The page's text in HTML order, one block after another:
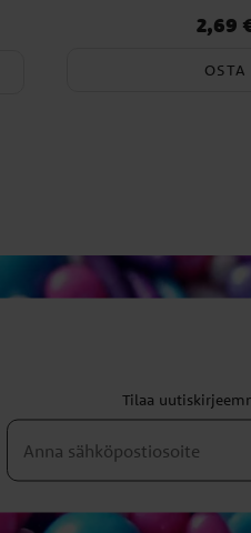
Hinta:
2,69
OSTA
Tilaa